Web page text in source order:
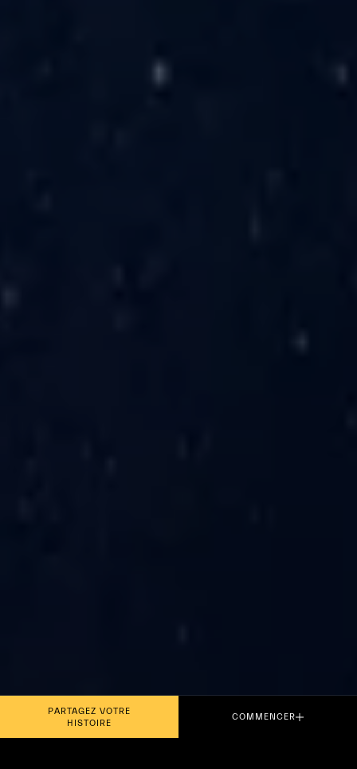
PARTAGEZ VOTRE
HISTOIRE
COMMENCER